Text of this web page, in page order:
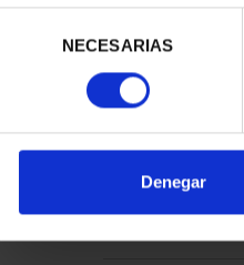
consentimiento
NECESARIAS
Denegar
ORDENAR POR: